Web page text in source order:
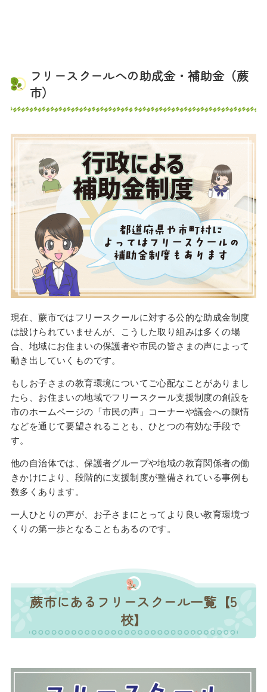
フリースクールへの助成金・補助金（蕨
市）
現在、蕨市ではフリースクールに対する公的な助成金制度
は設けられていませんが、こうした取り組みは多くの場
合、地域にお住まいの保護者や市民の皆さまの声によって
動き出していくものです。
もしお子さまの教育環境についてご心配なことがありまし
たら、お住まいの地域でフリースクール支援制度の創設を
市のホームページの「市民の声」コーナーや議会への陳情
などを通じて要望されることも、ひとつの有効な手段で
す。
他の自治体では、保護者グループや地域の教育関係者の働
きかけにより、段階的に支援制度が整備されている事例も
数多くあります。
一人ひとりの声が、お子さまにとってより良い教育環境づ
くりの第一歩となることもあるのです。
蕨市にあるフリースクール一覧【5
校】